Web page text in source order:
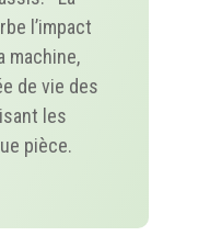
l’impact
machine,
de vie des
les
pièce.